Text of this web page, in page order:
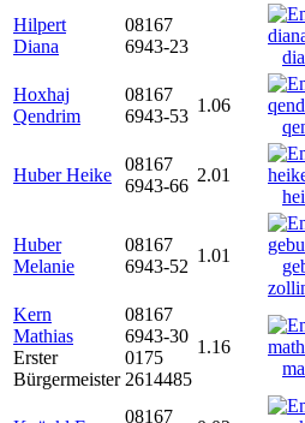
Hilpert
Diana
08167
6943-23
Hoxhaj
Qendrim
08167
6943-53
1.06
Huber Heike
08167
6943-66
2.01
Huber
Melanie
08167
6943-52
1.01
Kern
Mathias
Erster
Bürgermeister
08167
6943-30
0175
2614485
1.16
08167